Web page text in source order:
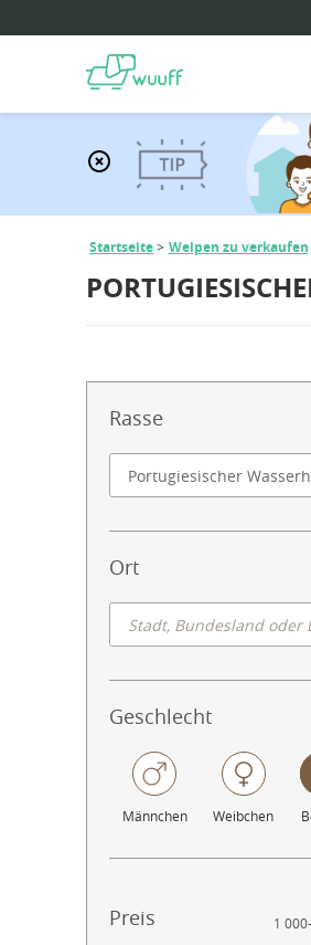
Startseite Welpen zu verkaufen
Rasse
Ort
Geschlecht
Männchen Weibchen
Preis 1 000-